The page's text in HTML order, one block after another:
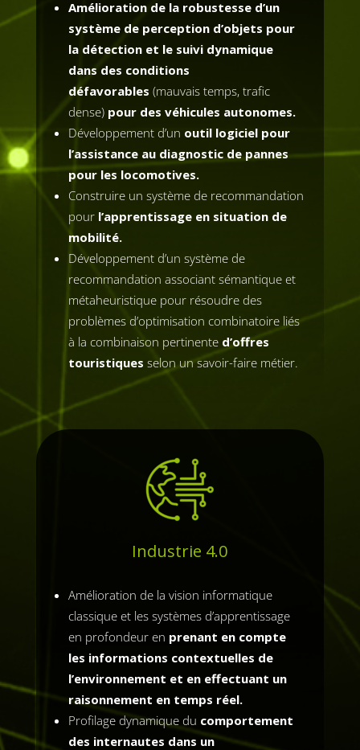
Amélioration de la robustesse d’un
système de perception d’objets pour
la détection et le suivi dynamique
dans des conditions
défavorables (mauvais temps, trafic
dense) pour des véhicules autonomes.
Développement d’un outil logiciel pour
l’assistance au diagnostic de pannes
pour les locomotives.
Construire un système de recommandation
pour l’apprentissage en situation de
mobilité.
Développement d’un système de
recommandation associant sémantique et
métaheuristique pour résoudre des
problèmes d’optimisation combinatoire liés
à la combinaison pertinente d’offres
touristiques selon un savoir-faire métier.
Industrie 4.0
Amélioration de la vision informatique
classique et les systèmes d’apprentissage
en profondeur en prenant en compte
les informations contextuelles de
l’environnement et en effectuant un
raisonnement en temps réel.
Profilage dynamique du comportement
des internautes dans un